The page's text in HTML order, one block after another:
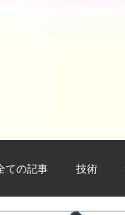
ての記事 技術